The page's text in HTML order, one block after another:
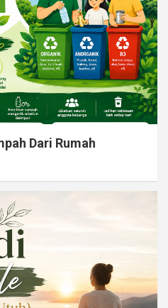
Dari Rumah